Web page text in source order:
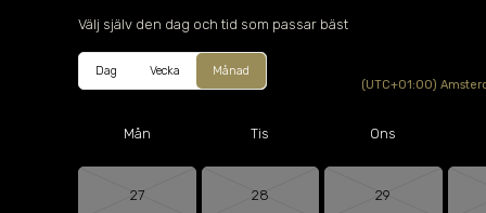
Välj själv den dag och tid som passar bäst
Dag Vecka Månad
(UTC+01:00)
Mån Tis Ons
27 28 29